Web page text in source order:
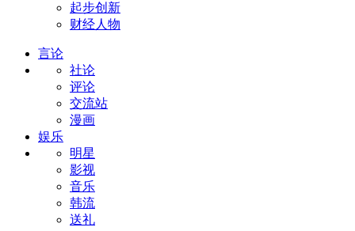
起步创新
财经人物
言论
社论
评论
交流站
漫画
娱乐
明星
影视
音乐
韩流
送礼